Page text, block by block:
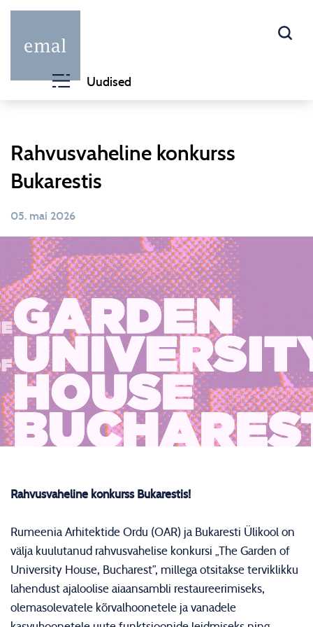
Uudised
Rahvusvaheline konkurss
Bukarestis
05. mai 2026
Rahvusvaheline konkurss Bukarestis!
Rumeenia Arhitektide Ordu (OAR) ja Bukaresti Ülikool on
välja kuulutanud rahvusvahelise konkursi „The Garden of
University House, Bucharest”, millega otsitakse terviklikku
lahendust ajaloolise aiaansambli restaureerimiseks,
olemasolevatele kõrvalhoonetele ja vanadele